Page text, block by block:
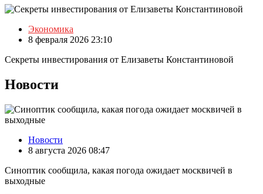
Экономика
8 февраля 2026 23:10
Секреты инвестирования от Елизаветы Константиновой
Новости
Новости
8 августа 2026 08:47
Синоптик сообщила, какая погода ожидает москвичей в
выходные